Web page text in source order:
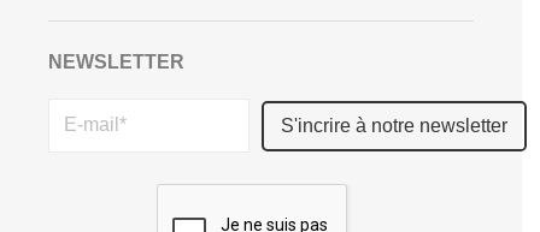
NEWSLETTER
Please
leave
this
field